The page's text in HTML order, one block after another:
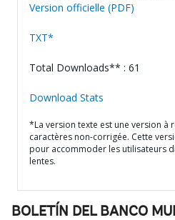
Version officielle (PDF)
TXT*
Total Downloads** : 61
Download Stats
*La version texte est une version à
caractères non-corrigée. Cette
pour accommoder les utilisateurs
lentes.
BOLETÍN DEL BANCO